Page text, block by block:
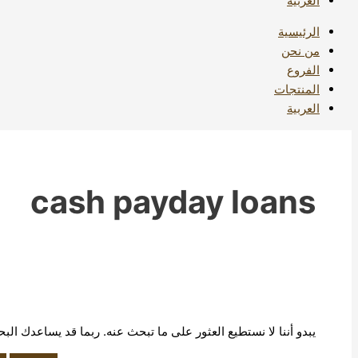
الرئيسية
من نحن
الفروع
المنتجات
العربية
cash payday loans
يبدو أننا لا نستطيع العثور على ما تبحث عنه. ربما قد يساعدك